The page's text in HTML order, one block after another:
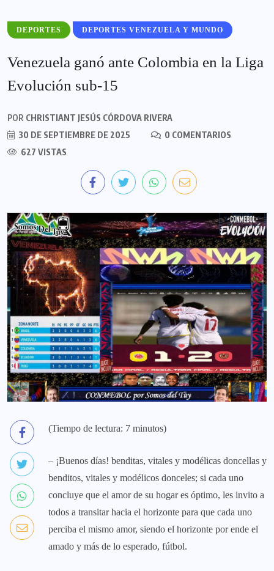
DEPORTES DEPORTES VENEZUELA Y MUNDO
Venezuela ganó ante Colombia en la Liga
Evolución sub-15
POR CHRISTIANT JESÚS CÓRDOVA RIVERA
30 DE SEPTIEMBRE DE 2025
0 COMENTARIOS
627 VISTAS
(Tiempo de lectura: 7 minutos)
– ¡Buenos días! benditas, vitales y modélicas doncellas y
benditos, vitales y modélicos donceles; si cada uno
concluye que el amor de su hogar es óptimo, les invito a
todos a transitar hacia el horizonte para que cada uno
perciba el mismo amor, siendo el horizonte por ende el
amado y más de lo esperado, fútbol.